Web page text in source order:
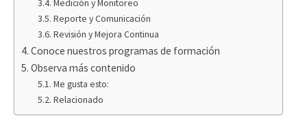
Medición y Monitoreo
Reporte y Comunicación
Revisión y Mejora Continua
Conoce nuestros programas de formación
Observa más contenido
Me gusta esto:
Relacionado